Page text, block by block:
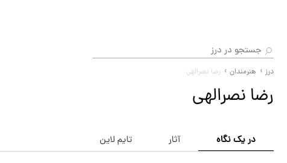
درز هنرمندان رضا نصرالهی
رضا نصرالهی
در یک نگاه آثار تایم لاین